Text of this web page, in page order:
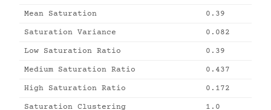
Mean Saturation 0.39
Saturation Variance 0.082
Low Saturation Ratio 0.39
Medium Saturation Ratio 0.437
High Saturation Ratio 0.172
Saturation Clustering 1.0